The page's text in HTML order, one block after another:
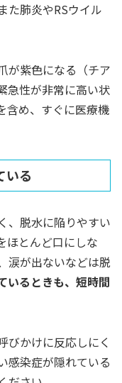
た肺炎やRSウイル
が紫色になる（チア
急性が非常に高い状
含め、すぐに医療機
いる
、脱水に陥りやすい
ほとんど口にしな
涙が出ないなどは脱
いるときも、短時間
びかけに反応しにく
感染症が隠れている